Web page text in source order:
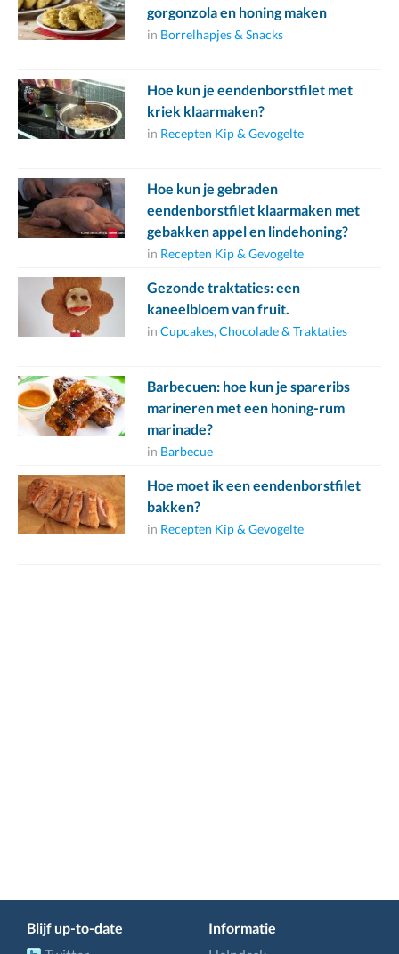
gorgonzola en honing maken
in Borrelhapjes & Snacks
Hoe kun je eendenborstfilet met
kriek klaarmaken?
in Recepten Kip & Gevogelte
Hoe kun je gebraden
eendenborstfilet klaarmaken met
gebakken appel en lindehoning?
in Recepten Kip & Gevogelte
Gezonde traktaties: een
kaneelbloem van fruit.
in Cupcakes, Chocolade & Traktaties
Barbecuen: hoe kun je spareribs
marineren met een honing-rum
marinade?
in Barbecue
Hoe moet ik een eendenborstfilet
bakken?
in Recepten Kip & Gevogelte
Blijf up-to-date
Informatie